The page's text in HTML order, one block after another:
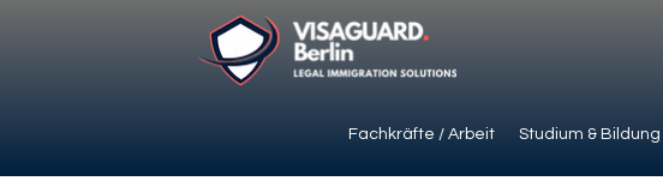
Fachkräfte / Arbeit Studium & Bildung